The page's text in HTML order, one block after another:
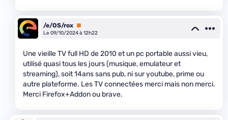
/e/OS/rox Premium
Le 09/10/2024 à 12h22
Une vieille TV full HD de 2010 et un pc portable aussi vieu,
utilisé quasi tous les jours (musique, emulateur et
streaming), soit 14ans sans pub, ni sur youtube, prime ou
autre plateforme. Les TV connectées merci mais non merci.
Merci Firefox+Addon ou brave.